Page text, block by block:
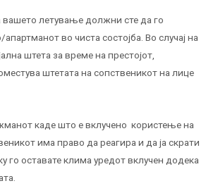
летување должни сте да го
во чиста состојба. Во случај на
штета за време на престојот,
штетата на сопственикот на лице
каде што е вклучено користење на
има право да реагира и да ја скрати
го оставате клима уредот вклучен додека